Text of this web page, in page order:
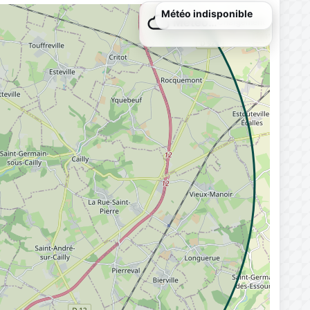
Météo…Chargement
Météo indisponible